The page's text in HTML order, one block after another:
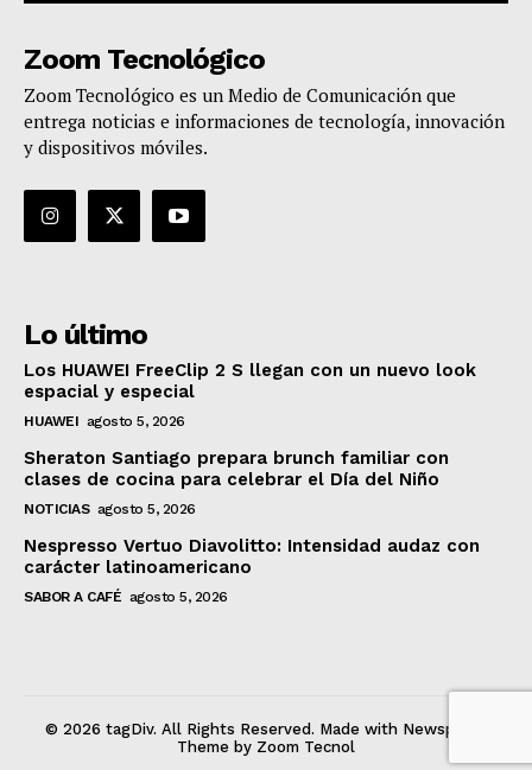
Zoom Tecnológico
Zoom Tecnológico es un Medio de Comunicación que
entrega noticias e informaciones de tecnología, innovación
y dispositivos móviles.
Lo último
Los HUAWEI FreeClip 2 S llegan con un nuevo look
espacial y especial
HUAWEI agosto 5, 2026
Sheraton Santiago prepara brunch familiar con
clases de cocina para celebrar el Día del Niño
NOTICIAS agosto 5, 2026
Nespresso Vertuo Diavolitto: Intensidad audaz con
carácter latinoamericano
SABOR A CAFÉ agosto 5, 2026
© 2026 tagDiv. All Rights Reserved. Made with Newspaper
Theme by Zoom Tecnol